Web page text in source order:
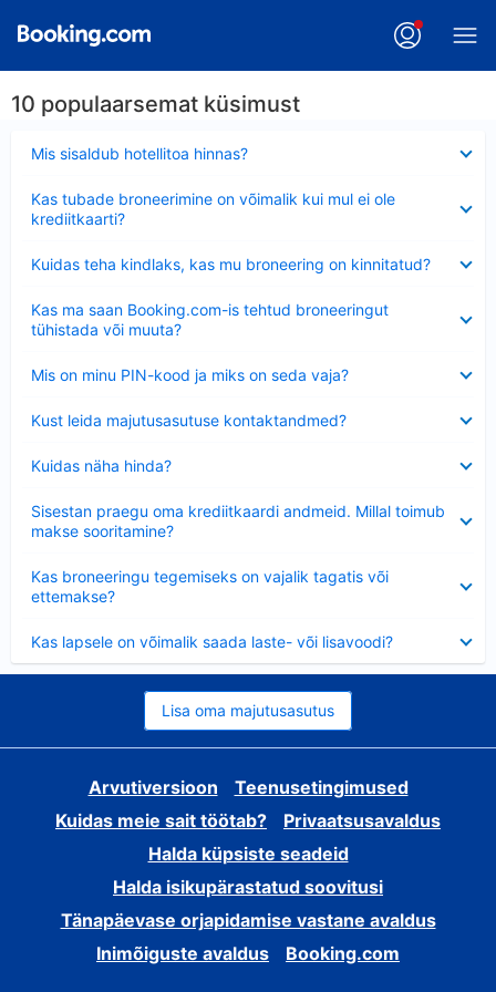
10 populaarsemat küsimust
Mis sisaldub hotellitoa hinnas?
Kas tubade broneerimine on võimalik kui mul ei ole
krediitkaarti?
Kuidas teha kindlaks, kas mu broneering on kinnitatud?
Kas ma saan Booking.com-is tehtud broneeringut
tühistada või muuta?
Mis on minu PIN-kood ja miks on seda vaja?
Kust leida majutusasutuse kontaktandmed?
Kuidas näha hinda?
Sisestan praegu oma krediitkaardi andmeid. Millal toimub
makse sooritamine?
Kas broneeringu tegemiseks on vajalik tagatis või
ettemakse?
Kas lapsele on võimalik saada laste- või lisavoodi?
Lisa oma majutusasutus
Arvutiversioon
Teenusetingimused
Kuidas meie sait töötab?
Privaatsusavaldus
Halda küpsiste seadeid
Halda isikupärastatud soovitusi
Tänapäevase orjapidamise vastane avaldus
Inimõiguste avaldus
Booking.com